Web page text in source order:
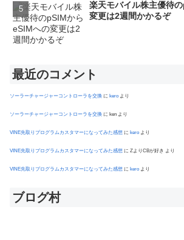
楽天モバイル株主優待
変更は2週間かかるぞ
最近のコメント
ソーラーチャージャーコントローラを交換 に kero より
ソーラーチャージャーコントローラを交換 に ken より
VINE先取りプログラムカスタマーになってみた感想 に kero より
VINE先取りプログラムカスタマーになってみた感想 に ZよりCBが好き より
VINE先取りプログラムカスタマーになってみた感想 に kero より
ブログ村